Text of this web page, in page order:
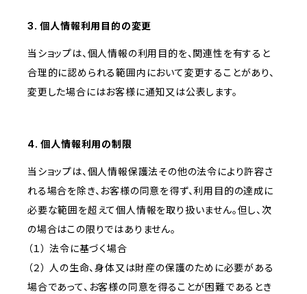
3. 個人情報利用目的の変更
当ショップは、個人情報の利用目的を、関連性を有すると
合理的に認められる範囲内において変更することがあり、
変更した場合にはお客様に通知又は公表します。
4. 個人情報利用の制限
当ショップは、個人情報保護法その他の法令により許容さ
れる場合を除き、お客様の同意を得ず、利用目的の達成に
必要な範囲を超えて個人情報を取り扱いません。但し、次
の場合はこの限りではありません。
（１） 法令に基づく場合
（２） 人の生命、身体又は財産の保護のために必要がある
場合であって、お客様の同意を得ることが困難であるとき